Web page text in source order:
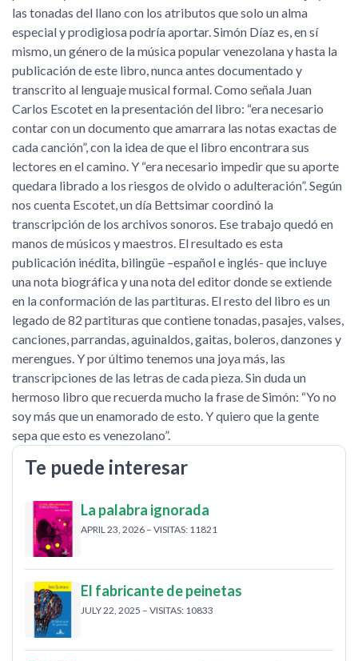
las tonadas del llano con los atributos que solo un alma
especial y prodigiosa podría aportar. Simón Díaz es, en sí
mismo, un género de la música popular venezolana y hasta la
publicación de este libro, nunca antes documentado y
transcrito al lenguaje musical formal. Como señala Juan
Carlos Escotet en la presentación del libro: era necesario
contar con un documento que amarrara las notas exactas de
cada canción , con la idea de que el libro encontrara sus
lectores en el camino. Y era necesario impedir que su aporte
quedara librado a los riesgos de olvido o adulteración . Según
nos cuenta Escotet, un día Bettsimar coordinó la
transcripción de los archivos sonoros. Ese trabajo quedó en
manos de músicos y maestros. El resultado es esta
publicación inédita, bilingüe –español e inglés- que incluye
una nota biográfica y una nota del editor donde se extiende
en la conformación de las partituras. El resto del libro es un
legado de 82 partituras que contiene tonadas, pasajes, valses,
canciones, parrandas, aguinaldos, gaitas, boleros, danzones y
merengues. Y por último tenemos una joya más, las
transcripciones de las letras de cada pieza. Sin duda un
hermoso libro que recuerda mucho la frase de Simón: Yo no
soy más que un enamorado de esto. Y quiero que la gente
sepa que esto es venezolano .
Te puede interesar
La palabra ignorada
APRIL 23, 2026 – VISITAS: 11821
El fabricante de peinetas
JULY 22, 2025 – VISITAS: 10833